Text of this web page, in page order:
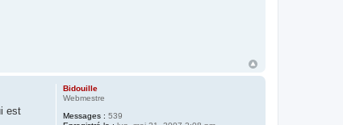
Bidouille
Webmestre
Messages : 539
est